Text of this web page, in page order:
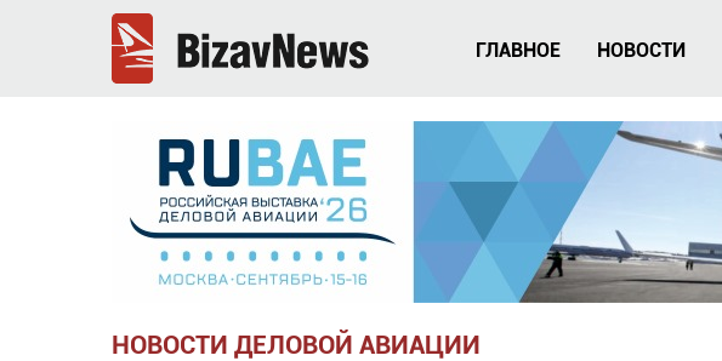
ГЛАВНОЕ НОВОСТИ
НОВОСТИ ДЕЛОВОЙ АВИАЦИИ